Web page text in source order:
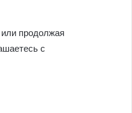
продолжая
с